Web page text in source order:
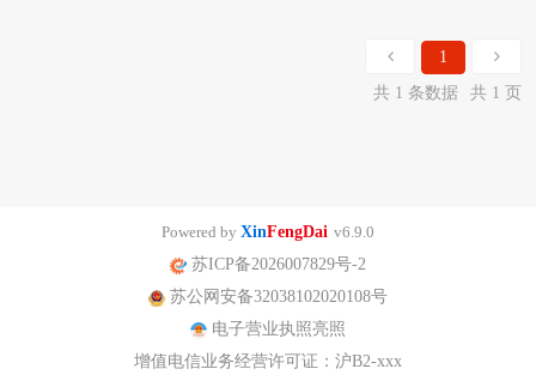
1
共 1 条数据
共 1 页
Powered by XinFengDai v6.9.0
苏ICP备2026007829号-2
苏公网安备32038102020108号
电子营业执照亮照
增值电信业务经营许可证：沪B2-xxx